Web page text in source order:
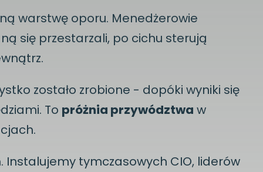
warstwę oporu. Menedżerowie
się przestarzali, po cichu sterują
zostało zrobione - dopóki wyniki się
To próżnia przywództwa w
Instalujemy tymczasowych CIO, liderów